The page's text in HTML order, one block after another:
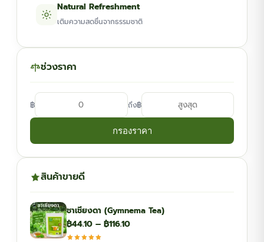
Natural Refreshment
เติมความสดชื่นจากธรรมชาติ
ช่วงราคา
฿ ถึง฿
กรองราคา
สินค้าขายดี
ชาเชียงดา (Gymnema Tea)
฿44.10 – ฿116.10Price